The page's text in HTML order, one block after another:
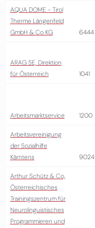
AQUA DOME - Tirol
Therme Längenfeld
GmbH & Co KG
6444
ARAG SE, Direktion
für Österreich
1041
Arbeitsmarktservice 1200
Arbeitsvereinigung
der Sozialhilfe
Kärntens
9024
Arthur Schütz & Co,
Österreichisches
Trainingszentrum für
Neurolinguistisches
Programmieren und